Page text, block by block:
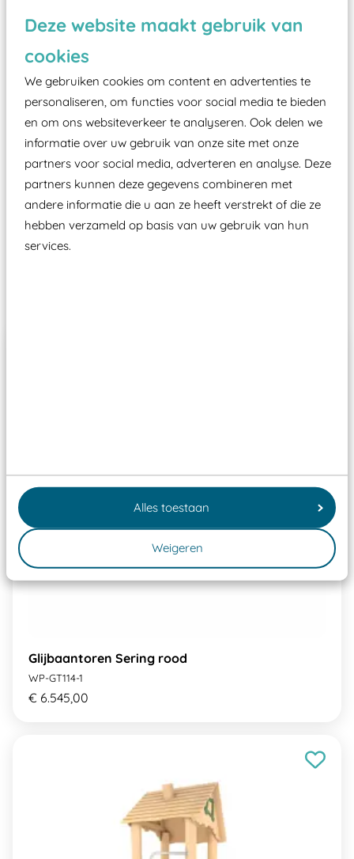
Deze website maakt gebruik van
cookies
We gebruiken cookies om content en advertenties te
personaliseren, om functies voor social media te bieden
en om ons websiteverkeer te analyseren. Ook delen we
informatie over uw gebruik van onze site met onze
partners voor social media, adverteren en analyse. Deze
partners kunnen deze gegevens combineren met
andere informatie die u aan ze heeft verstrekt of die ze
hebben verzameld op basis van uw gebruik van hun
services.
Alles toestaan
Weigeren
Vanaf een valhoogte van 1,5 meter een speciale
valondergrond onder speeltoestellen verplicht is
zoals kunstgras, rubber tegels of boomschors?
Elk speeltoestel in de openbare ruimte voorzien
moet zijn van een typekeuring, -plaatje en
certificering, uitgegeven door een Nederlands
aangewezen keuringsinstantie?
Wij ook speeltoestellen kunnen laten keuren zodat
ze toch binnen het Warenwetbesluit Attractie- en
Speeltoestellen vallen?
Glijbaantoren Sering rood
WP-GT114-1
€ 6.545,00